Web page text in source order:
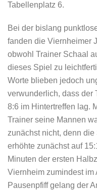
Tabellenplatz 6.
Bei der bislang
fanden die Viernheimer
obwohl Trainer Schaal
dieses Spiel zu
Worte blieben jedoch
verwunderlich, dass der
8:6 im Hintertreffen lag.
Trainer seine Mannen
zunächst nicht, denn
erhöhte zunächst auf
Minuten der ersten
Viernheim zumindest im
Pausenpfiff gelang der